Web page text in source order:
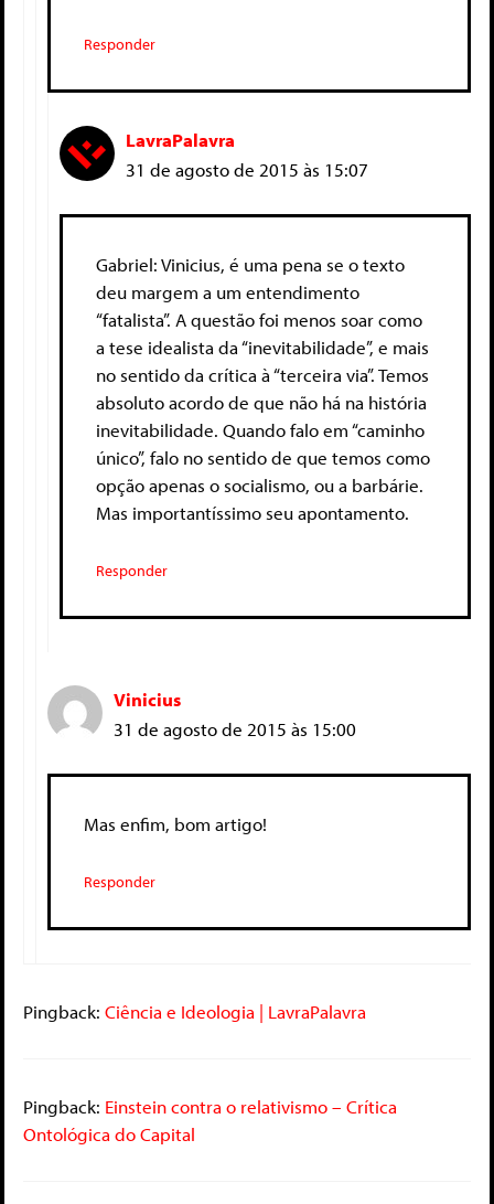
Responder
LavraPalavra
31 de agosto de 2015 às 15:07
Gabriel: Vinicius, é uma pena se o texto
deu margem a um entendimento
“fatalista”. A questão foi menos soar como
a tese idealista da “inevitabilidade”, e mais
no sentido da crítica à “terceira via”. Temos
absoluto acordo de que não há na história
inevitabilidade. Quando falo em “caminho
único”, falo no sentido de que temos como
opção apenas o socialismo, ou a barbárie.
Mas importantíssimo seu apontamento.
Responder
Vinicius
31 de agosto de 2015 às 15:00
Mas enfim, bom artigo!
Responder
Pingback: Ciência e Ideologia | LavraPalavra
Pingback: Einstein contra o relativismo – Crítica
Ontológica do Capital